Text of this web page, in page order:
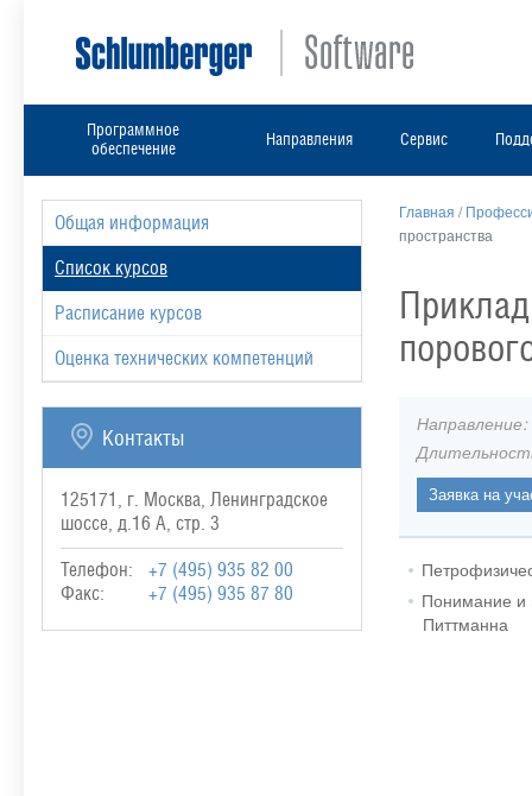
Программное
обеспечение
Направления Сервис
Общая информация
Список курсов
Расписание курсов
Оценка технических компетенций
Контакты
125171, г. Москва, Ленинградское
шоссе, д.16 А, стр. 3
Телефон:
+7 (495) 935 82 00
Факс:
+7 (495) 935 87 80
Главная /
пространства
Направление:
Понимание и
Питтманна